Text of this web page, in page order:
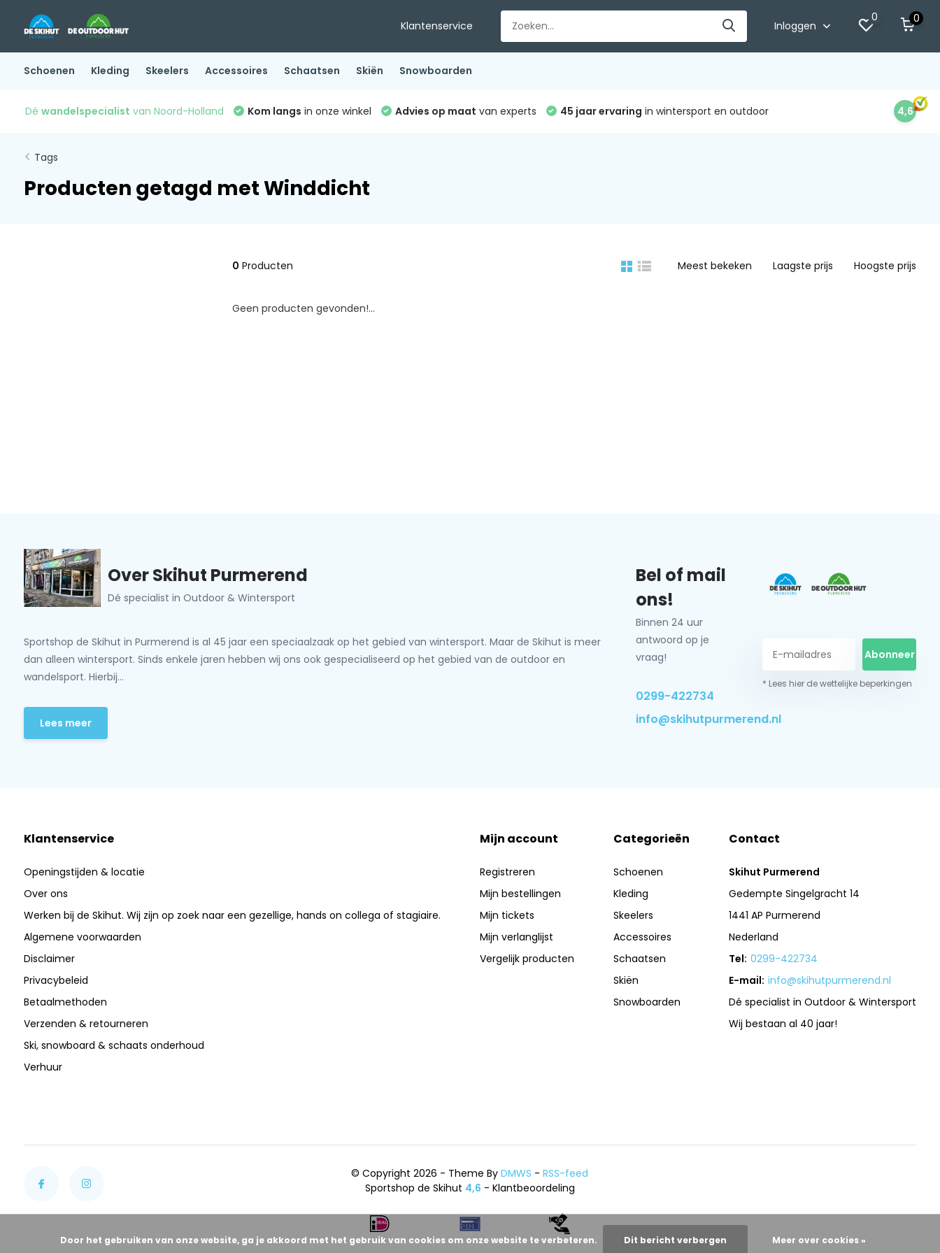
Klantenservice Inloggen
0 0
Schoenen Kleding Skeelers Accessoires Schaatsen Skiën Snowboarden
Dé wandelspecialist van Noord-Holland Kom langs in onze winkel Advies op maat van experts 45 jaar ervaring in wintersport en outdoor 4,6
Tags
Producten getagd met Winddicht
0 Producten Meest bekeken Laagste prijs Hoogste prijs
Geen producten gevonden!...
Over Skihut Purmerend
Dé specialist in Outdoor & Wintersport
Sportshop de Skihut in Purmerend is al 45 jaar een speciaalzaak op het gebied van wintersport. Maar de Skihut is meer
dan alleen wintersport. Sinds enkele jaren hebben wij ons ook gespecialiseerd op het gebied van de outdoor en
wandelsport. Hierbij...
Lees meer
Bel of mail
ons!
Binnen 24 uur
antwoord op je
vraag!
0299-422734
info@skihutpurmerend.nl
Abonneer
* Lees hier de wettelijke beperkingen
Klantenservice
Openingstijden & locatie
Over ons
Werken bij de Skihut. Wij zijn op zoek naar een gezellige, hands on collega of stagiaire.
Algemene voorwaarden
Disclaimer
Privacybeleid
Betaalmethoden
Verzenden & retourneren
Ski, snowboard & schaats onderhoud
Verhuur
Mijn account
Registreren
Mijn bestellingen
Mijn tickets
Mijn verlanglijst
Vergelijk producten
Categorieën
Schoenen
Kleding
Skeelers
Accessoires
Schaatsen
Skiën
Snowboarden
Contact
Skihut Purmerend
Gedempte Singelgracht 14
1441 AP Purmerend
Nederland
Tel: 0299-422734
E-mail: info@skihutpurmerend.nl
Dé specialist in Outdoor & Wintersport
Wij bestaan al 40 jaar!
© Copyright 2026 - Theme ByDMWS -RSS-feed
Sportshop de Skihut 4,6 - Klantbeoordeling
Door het gebruiken van onze website, ga je akkoord met het gebruik van cookies om onze website te verbeteren. Dit bericht verbergen Meer over cookies »